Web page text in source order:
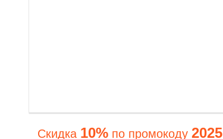
Скидка 10% по промокоду 2025